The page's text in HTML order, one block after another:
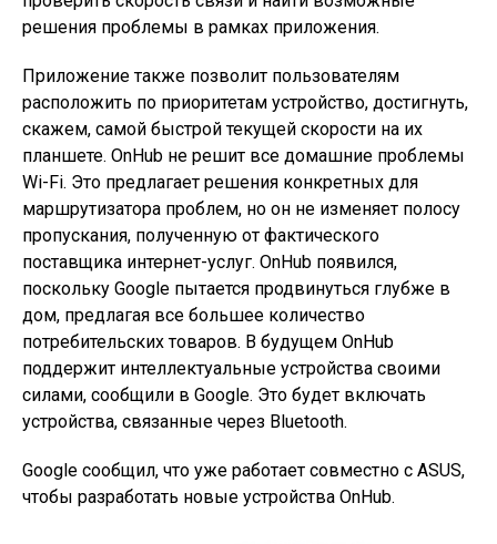
решения проблемы в рамках приложения.
Приложение также позволит пользователям
расположить по приоритетам устройство, достигнуть,
скажем, самой быстрой текущей скорости на их
планшете. OnHub не решит все домашние проблемы
Wi-Fi. Это предлагает решения конкретных для
маршрутизатора проблем, но он не изменяет полосу
пропускания, полученную от фактического
поставщика интернет-услуг. OnHub появился,
поскольку Google пытается продвинуться глубже в
дом, предлагая все большее количество
потребительских товаров. В будущем OnHub
поддержит интеллектуальные устройства своими
силами, сообщили в Google. Это будет включать
устройства, связанные через Bluetooth.
Google сообщил, что уже работает совместно с ASUS,
чтобы разработать новые устройства OnHub.